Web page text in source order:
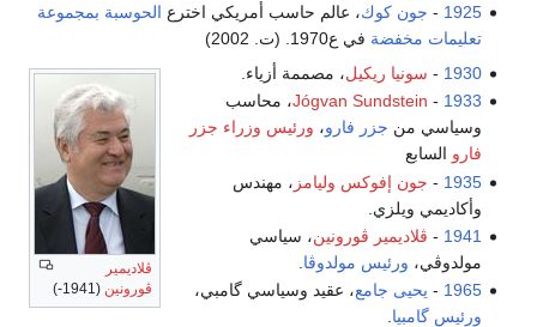
1925
- جون كوك، عالم حاسب أمريكي اخترع الحوسبة بمجموعة
تعليمات مخفضة في ع1970. (ت. 2002)
ڤلاديمير
ڤورونين (1941-)
1930
- سونيا ريكيل، مصممة أزياء.
1933
-
Jógvan Sundstein، محاسب
وسياسي من جزر فارو، ورئيس وزراء جزر
فارو السابع
1935
- جون إفوكس وليامز ، مهندس
وأكاديمي ويلزي.
1941
- ڤلاديمير ڤورونين، سياسي
مولدوڤي، ورئيس مولدوڤا
1965
- يحيى جامع، عقيد وسياسي گامبي،
ورئيس گامبيا.